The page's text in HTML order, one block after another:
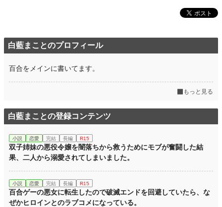
白藍まことのプロフィール
百合をメインに書いてます。
もっと見る
白藍まことの登録コンテンツ
小説 恋愛 完結 長編 R15
双子姉妹の悪役令嬢を闇落ちから救うためにモブが奮闘した結
果、二人から溺愛されてしまいました。
小説 恋愛 完結 長編 R15
百合ゲーの悪女に転生したので破滅エンドを回避していたら、な
ぜかヒロインとのラブコメになっている。